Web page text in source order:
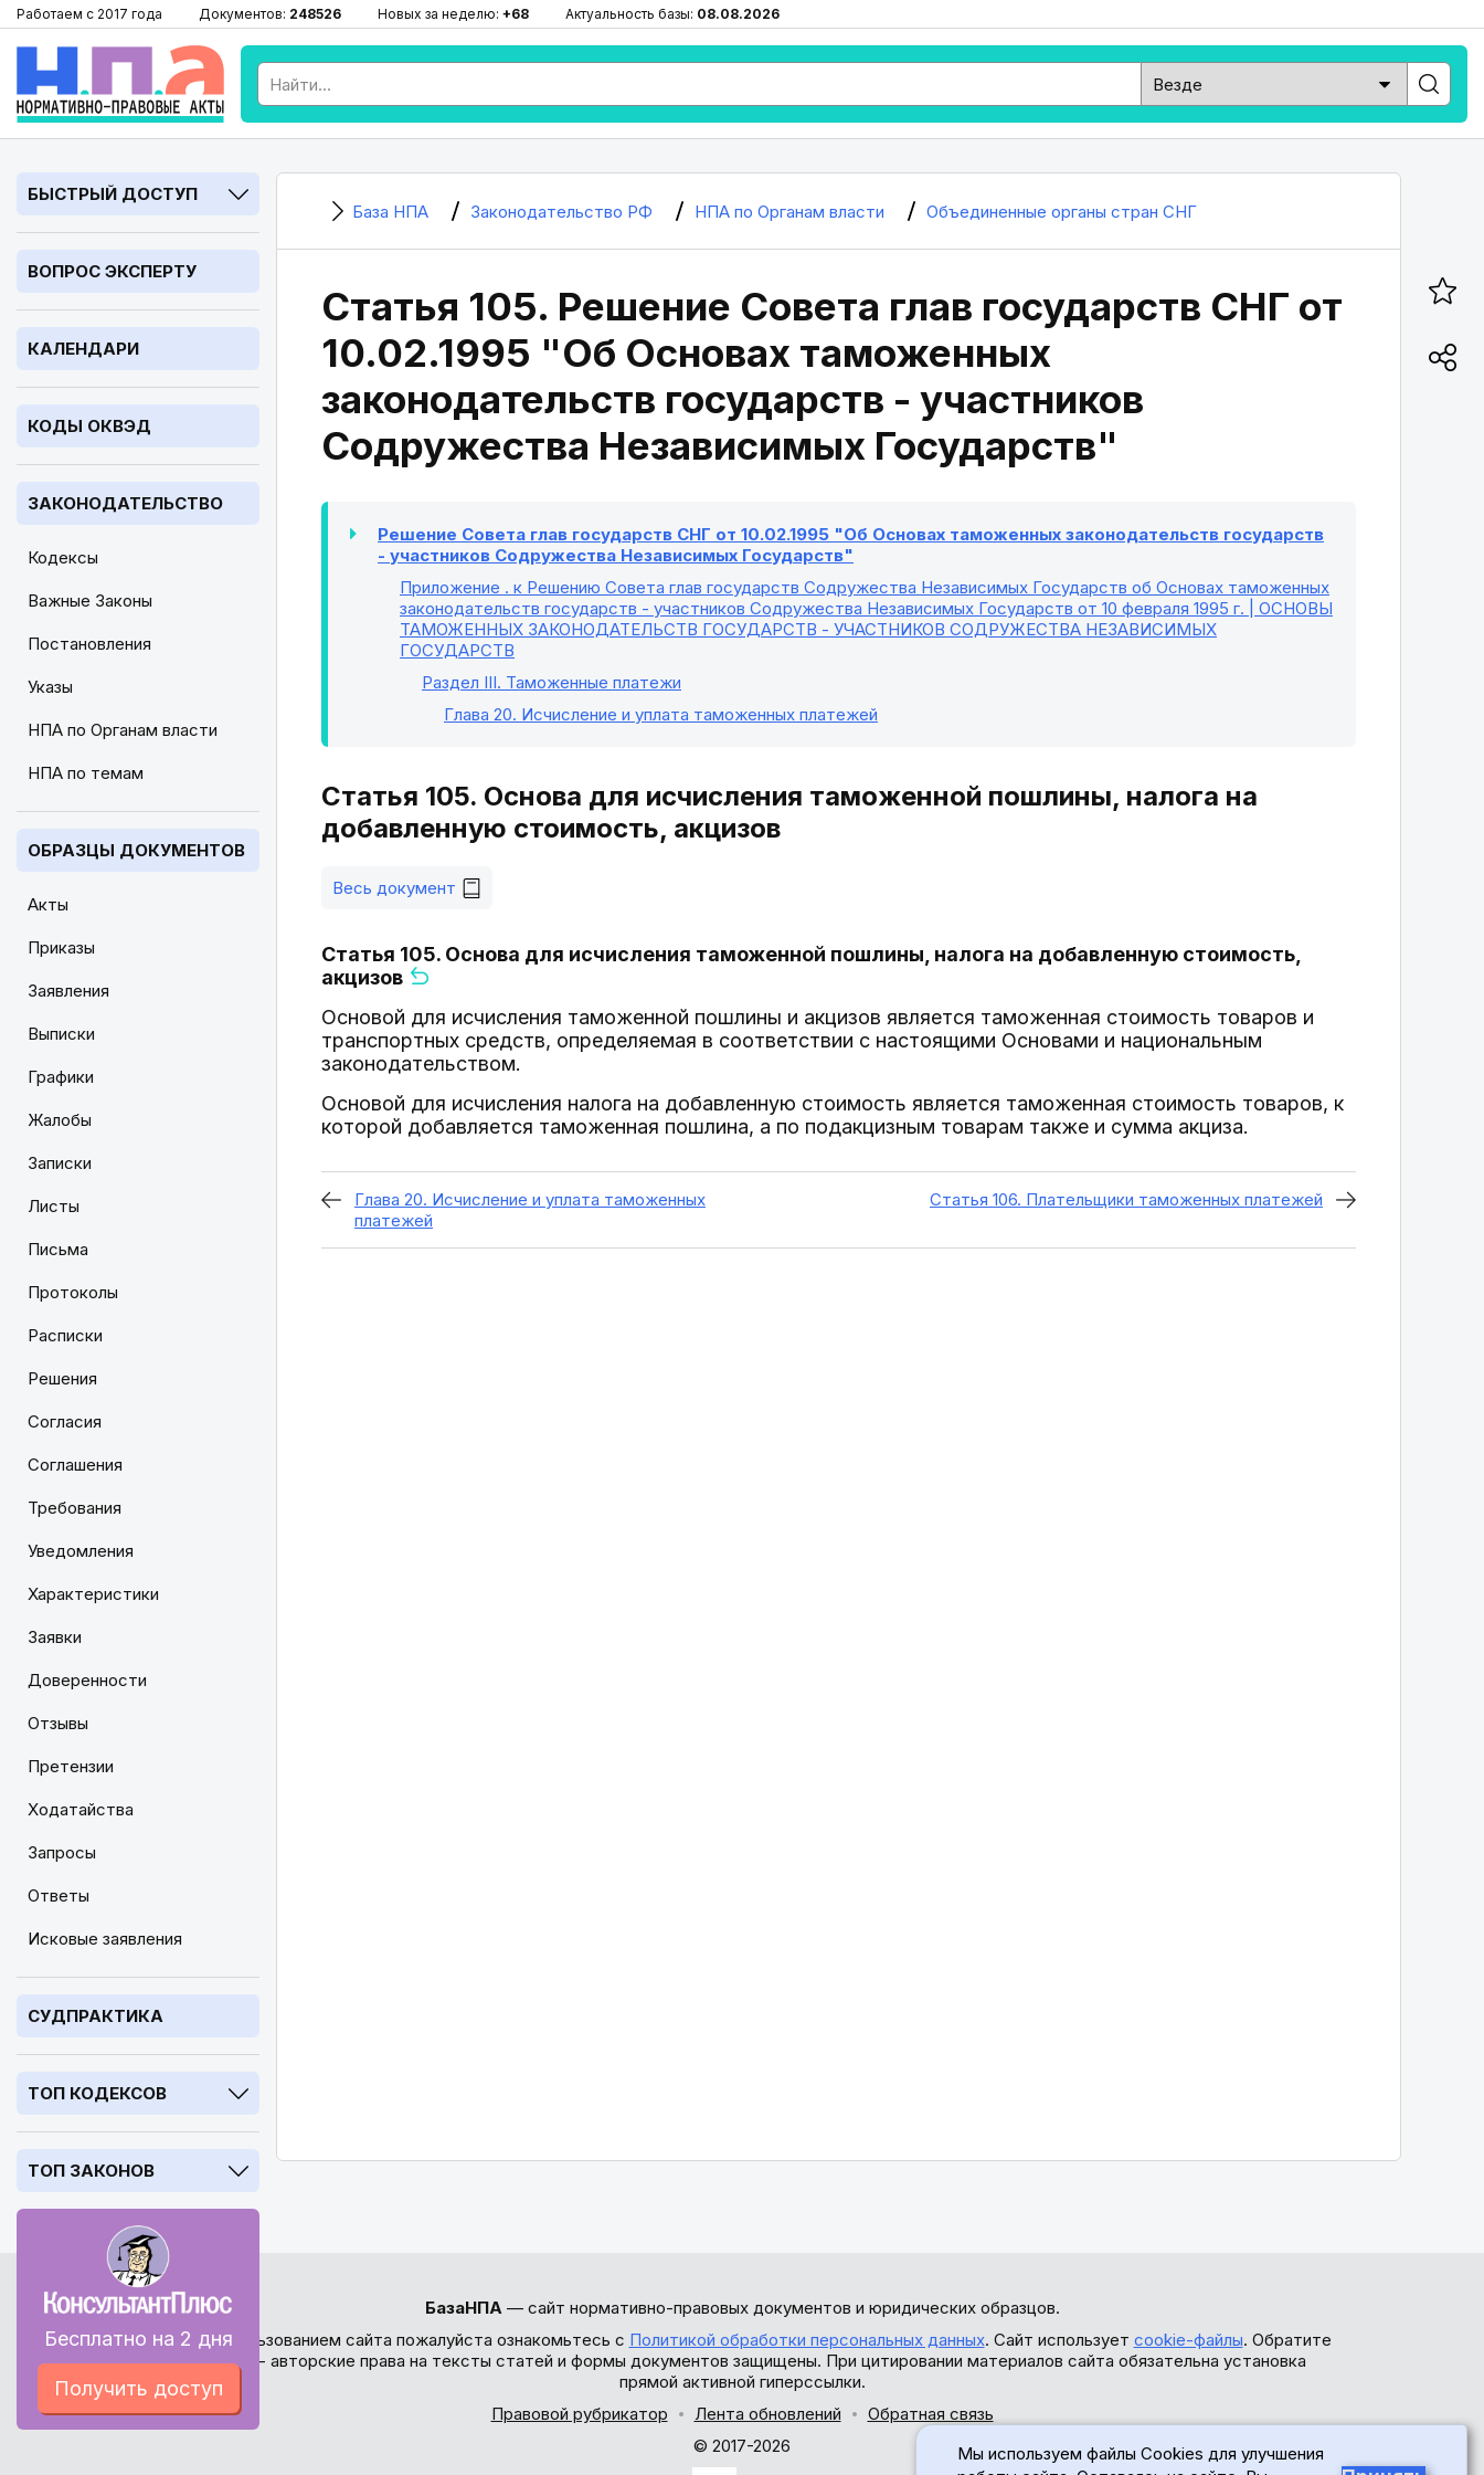
Работаем с 2017 года Документов: 248526 Новых за неделю: +68 Актуальность базы: 08.08.2026
БЫСТРЫЙ ДОСТУП
ВОПРОС ЭКСПЕРТУ
КАЛЕНДАРИ
КОДЫ ОКВЭД
ЗАКОНОДАТЕЛЬСТВО
Кодексы
Важные Законы
Постановления
Указы
НПА по Органам власти
НПА по темам
ОБРАЗЦЫ ДОКУМЕНТОВ
Акты
Приказы
Заявления
Выписки
Графики
Жалобы
Записки
Листы
Письма
Протоколы
Расписки
Решения
Согласия
Соглашения
Требования
Уведомления
Характеристики
Заявки
Доверенности
Отзывы
Претензии
Ходатайства
Запросы
Ответы
Исковые заявления
СУДПРАКТИКА
ТОП КОДЕКСОВ
ТОП ЗАКОНОВ
Бесплатно на 2 дня
Получить доступ
База НПА Законодательство РФ НПА по Органам власти Объединенные органы стран СНГ
Статья 105. Решение Совета глав государств СНГ от
10.02.1995 "Об Основах таможенных
законодательств государств - участников
Содружества Независимых Государств"
Решение Совета глав государств СНГ от 10.02.1995 "Об Основах таможенных законодательств государств
- участников Содружества Независимых Государств"
Приложение . к Решению Совета глав государств Содружества Независимых Государств об Основах таможенных
законодательств государств - участников Содружества Независимых Государств от 10 февраля 1995 г. | ОСНОВЫ
ТАМОЖЕННЫХ ЗАКОНОДАТЕЛЬСТВ ГОСУДАРСТВ - УЧАСТНИКОВ СОДРУЖЕСТВА НЕЗАВИСИМЫХ
ГОСУДАРСТВ
Раздел III. Таможенные платежи
Глава 20. Исчисление и уплата таможенных платежей
Статья 105. Основа для исчисления таможенной пошлины, налога на
добавленную стоимость, акцизов
Весь документ
Статья 105. Основа для исчисления таможенной пошлины, налога на добавленную стоимость,
акцизов
Основой для исчисления таможенной пошлины и акцизов является таможенная стоимость товаров и
транспортных средств, определяемая в соответствии с настоящими Основами и национальным
законодательством.
Основой для исчисления налога на добавленную стоимость является таможенная стоимость товаров, к
которой добавляется таможенная пошлина, а по подакцизным товарам также и сумма акциза.
Глава 20. Исчисление и уплата таможенных
платежей
Статья 106. Плательщики таможенных платежей
БазаНПА— сайт нормативно-правовых документов и юридических образцов.
Перед использованием сайта пожалуйста ознакомьтесь с Политикой обработки персональных данных. Сайт использует cookie-файлы. Обратите
внимание - авторские права на тексты статей и формы документов защищены. При цитировании материалов сайта обязательна установка
прямой активной гиперссылки.
Правовой рубрикатор
Лента обновлений
Обратная связь
© 2017-2026
Мы используем файлы Cookies для улучшения